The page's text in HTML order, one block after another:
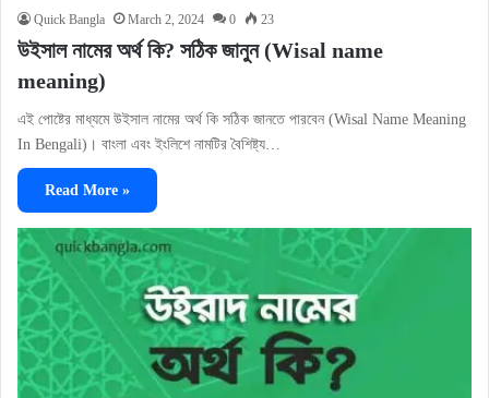
Quick Bangla March 2, 2024 0 23
উইসাল নামের অর্থ কি? সঠিক জানুন (Wisal name
meaning)
এই পোষ্টের মাধ্যমে উইসাল নামের অর্থ কি সঠিক জানতে পারবেন (Wisal Name Meaning
In Bengali)। বাংলা এবং ইংলিশে নামটির বৈশিষ্ট্য…
Read More »